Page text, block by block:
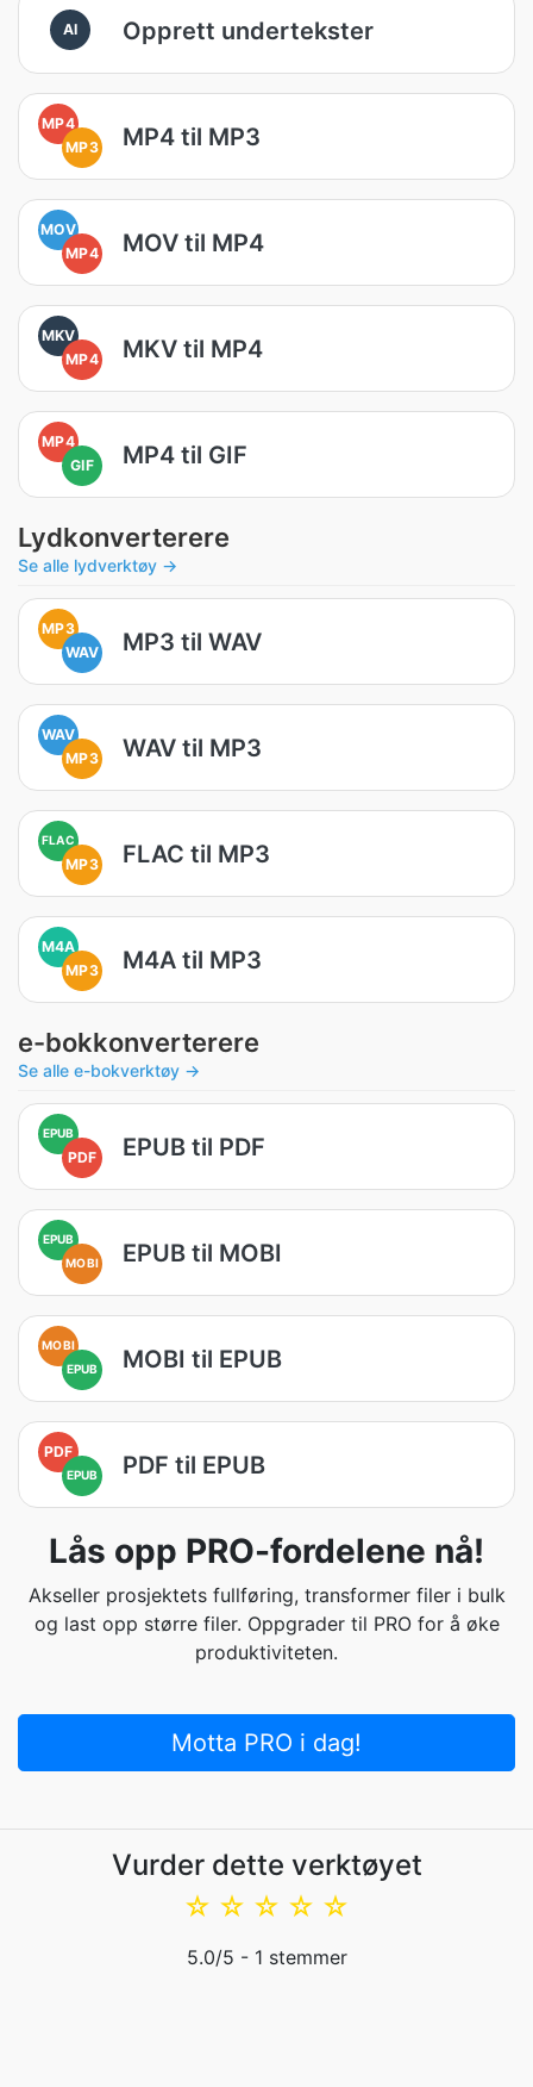
AI Opprett undertekster
MP4
MP3
MP4 til MP3
MOV
MP4
MOV til MP4
MKV
MP4
MKV til MP4
MP4
GIF
MP4 til GIF
Lydkonverterere
Se alle lydverktøy →
MP3
WAV
MP3 til WAV
WAV
MP3
WAV til MP3
FLAC
MP3 FLAC til MP3
M4A
MP3
M4A til MP3
e-bokkonverterere
Se alle e-bokverktøy →
EPUB
PDF EPUB til PDF
EPUB
MOBI
EPUB til MOBI
MOBI
EPUB
MOBI til EPUB
PDF
EPUB PDF til EPUB
Lås opp PRO-fordelene nå!
Akseller prosjektets fullføring, transformer filer i bulk
og last opp større filer. Oppgrader til PRO for å øke
produktiviteten.
Motta PRO i dag!
Vurder dette verktøyet
☆
☆
☆
☆
☆
5.0/5 - 1 stemmer